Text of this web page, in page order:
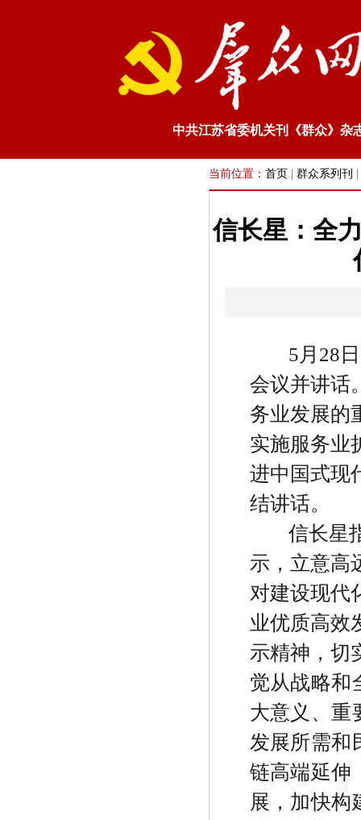
中共江苏省委机关刊《群众》杂
当前位置： 首页 群众系列刊
信长星：全
5 月 28
会议并讲话
务业发展的
实施服务业
进中国式现
结讲话。
信长星
示，立意高
对建设现代
业优质高效
示精神，切
觉从战略和
大意义、重
发展所需和
链高端延伸
展，加快构